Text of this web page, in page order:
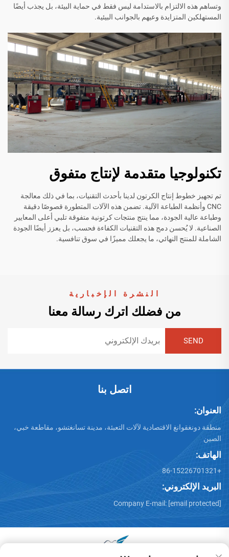
وتساهم هذه الالتزام بالاستدامة ليس فقط في حماية البيئة، بل يجذب أيضًا
المستهلكين المتزايدة وعيهم بالجوانب البيئية.
تكنولوجيا متقدمة لإنتاج متفوق
تم تجهيز خطوط إنتاج الكرتون لدينا بأحدث التقنيات، بما في ذلك معالجة
CNC وأنظمة الطباعة الآلية. تضمن هذه الآلات المتطورة قصوصًا دقيقة
وطباعة عالية الجودة، مما ينتج منتجات كرتونية متفوقة تلبي أعلى المعايير
الصناعية. لا يُحسن دمج هذه التقنيات الكفاءة فحسب، بل يعزز أيضًا الجودة
الشاملة للمنتج النهائي، ما يجعلك مميزًا في سوق تنافسية.
النشرة الإخبارية
من فضلك اترك رسالة معنا
اتصل بنا
العنوان:
منطقة دونغقوانغ الاقتصادية لآلات التعبئة، مدينة تسانغتشو، مقاطعة خبي،
الصين
الهاتف:
+86-15226701321
البريد الإلكتروني:
Company E-mail: [email protected]